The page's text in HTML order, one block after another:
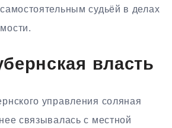
судьёй в делах
власть
управления соляная
связывалась с местной